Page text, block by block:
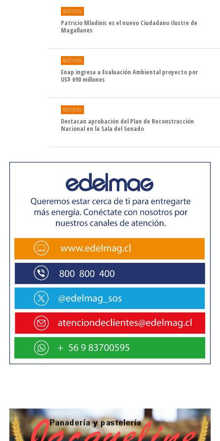
La Delegada Presidencial Regional, resaltó la importancia
de este reconocimiento integral, que tiene una cualidad
atención a las desigualdades sociales, territoriales y de
género. “Hoy día estuvimos compartiendo este desayuno
con los alumnos y alumnas destacadas de nuestra
no solo números. Es una transición que estamos
haciendo como Gobierno, nos interesa darle ese
enfoque, sabemos que hay familias, hay trayectoria, hay
Magallanes a quienes debemos reconocer y valorar el
esfuerzo, el sacrificio y también valorar una etapa
importante que se viene y que esperamos que la
disfruten y permita su desarrollo humano”
Asimismo, el Seremi de Educación, Valentín Aguilera
Gómez, reafirmó que, “esta nueva versión de la PAES en
vez de puntajes nacionales, regionales, entrega distinción
a las trayectorias educativas. En el caso de este
encuentro, estamos hablando de las personas
destacadas y distinguidas en el territorio. Hoy, estuvimos
hablando de sus experiencias, de sus motivaciones,
estuvimos con sus familias. A nivel nacional se entregan
distinciones a estudiantes que se encuentran con algún
nivel de discapacidad, o son representantes de pueblos
originarios, o que han estudiado en establecimientos que
no preparan para estas pruebas, como colegios técnico-
también de esfuerzo, que es necesario en este caso
reconocer”.
NOTICIAS
Patricio Mladinic es el nuevo Ciudadano Ilustre de
Magallanes
NOTICIAS
Enap ingresa a Evaluación Ambiental proyecto por
US$ 690 millones
NOTICIAS
Destacan aprobación del Plan de Reconstrucción
Nacional en la Sala del Senado